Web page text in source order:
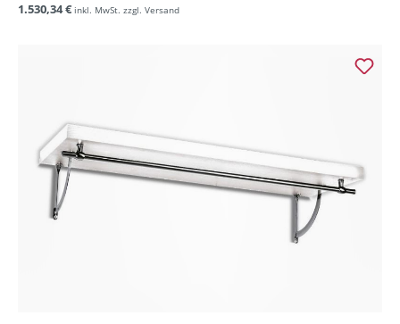
1.530,34 € inkl. MwSt. zzgl. Versand